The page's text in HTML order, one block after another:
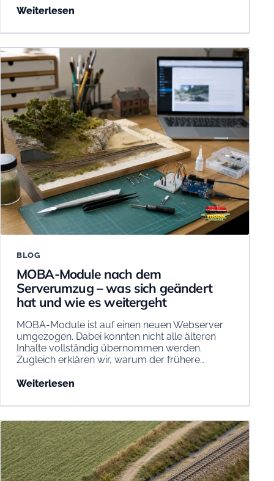
Weiterlesen
BLOG
MOBA-Module nach dem
Serverumzug – was sich geändert
hat und wie es weitergeht
MOBA-Module ist auf einen neuen Webserver
umgezogen. Dabei konnten nicht alle älteren
Inhalte vollständig übernommen werden.
Zugleich erklären wir, warum der frühere…
Weiterlesen